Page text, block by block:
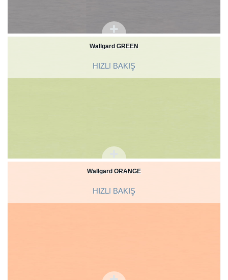
Wallgard GREEN
HIZLI BAKIŞ
Wallgard ORANGE
HIZLI BAKIŞ